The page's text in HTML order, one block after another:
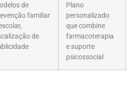
de
familiar
de
Plano
personalizado
que combine
farmacoterapia
e suporte
psicossocial